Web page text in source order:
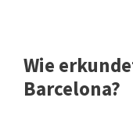
Wie
Barcelona?